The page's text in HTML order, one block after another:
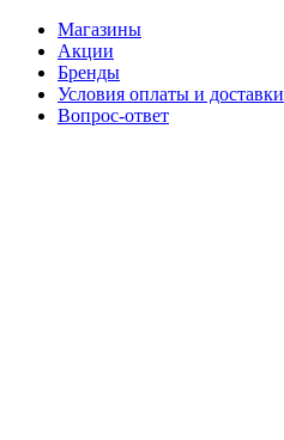
Магазины
Акции
Бренды
Условия оплаты и доставки
Вопрос-ответ